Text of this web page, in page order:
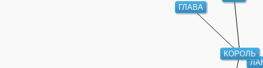
КОРОЛЬ
ГЛАВА